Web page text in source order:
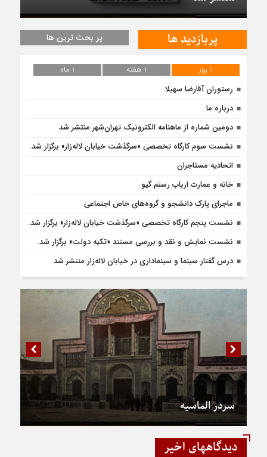
پربازدید ها پر بحث ترین ها
1 روز 1 هفته
1 ماه
رستوران آقارضا سهیلا
درباره ما
دومین شماره از ماهنامه الکترونیک تهران‌شهر منتشر شد
نشست سوم کارگاه تخصصی «سرگذشت خیابان لاله‌زار» برگزار شد.
اتحادیه مستاجران
خانه و عمارت ارباب رستم گیو
ماجرای پارک دانشجو و گروه‌های خاص اجتماعی
نشست پنجم کارگاه تخصصی «سرگذشت خیابان لاله‌زار» برگزار شد.
نشست نمایش و نقد و بررسی مستند «تکیه دولت» برگزار شد.
درس گفتار سینما و سینماداری در خیابان لاله‌زار منتشر شد
سردر الماسیه
دیدگاههای اخیر